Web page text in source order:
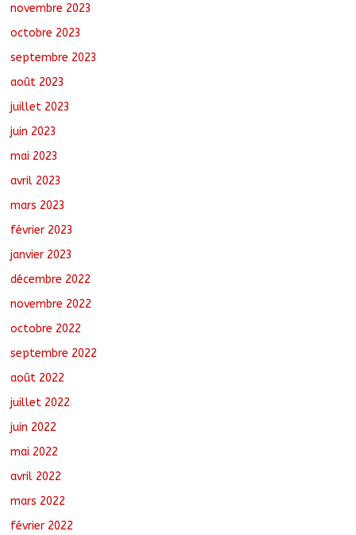
novembre 2023
octobre 2023
septembre 2023
août 2023
juillet 2023
juin 2023
mai 2023
avril 2023
mars 2023
février 2023
janvier 2023
décembre 2022
novembre 2022
octobre 2022
septembre 2022
août 2022
juillet 2022
juin 2022
mai 2022
avril 2022
mars 2022
février 2022